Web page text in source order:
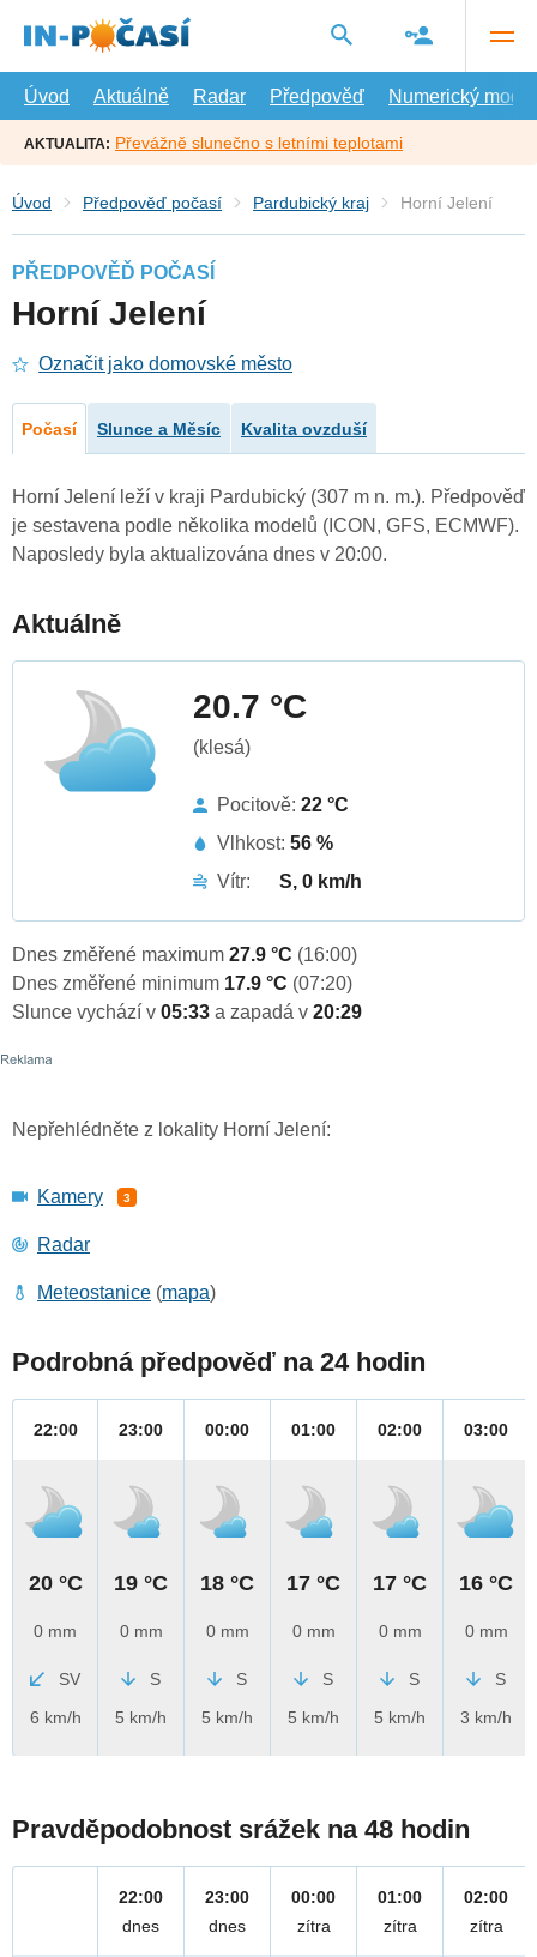
hlavní
Úvod
Aktuálně Radar Předpověď Numerický model
AKTUALITA: Převážně slunečno s letními teplotami
Úvod Předpověď počasí Pardubický kraj Horní Jelení
PŘEDPOVĚĎ POČASÍ
Horní Jelení
Označit jako domovské město
Počasí Slunce a Měsíc Kvalita ovzduší
Horní Jelení leží v kraji Pardubický (307 m n. m.). Předpověď
je sestavena podle několika modelů (ICON, GFS, ECMWF).
Naposledy byla aktualizována dnes v 20:00.
Aktuálně
20.7 °C
(klesá)
Pocitově: 22 °C
Vlhkost: 56 %
Vítr:
S, 0 km/h
Dnes změřené maximum 27.9 °C (16:00)
Dnes změřené minimum 17.9 °C (07:20)
Slunce vychází v 05:33 a zapadá v 20:29
Nepřehlédněte z lokality Horní Jelení:
Kamery 3
Radar
Meteostanice (mapa)
Podrobná předpověď na 24 hodin
22:00
20 °C
0 mm
SV
6 km/h
23:00
19 °C
0 mm
S
5 km/h
00:00
18 °C
0 mm
S
5 km/h
01:00
17 °C
0 mm
S
5 km/h
02:00
17 °C
0 mm
S
5 km/h
03:00
16 °C
0 mm
S
3 km/h
Pravděpodobnost srážek na 48 hodin
22:00
dnes
23:00
dnes
00:00
zítra
01:00
zítra
02:00
zítra